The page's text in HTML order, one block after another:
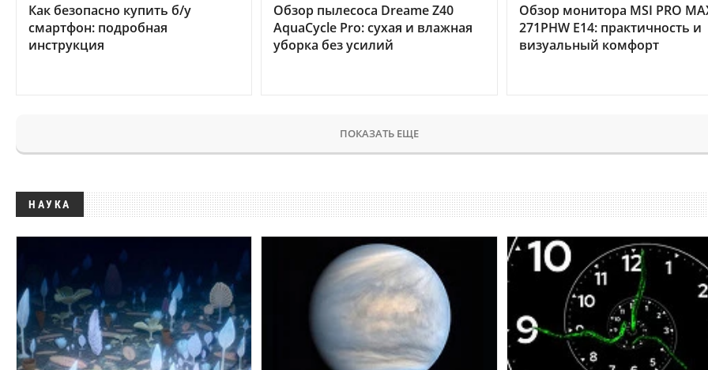
Как безопасно купить б/у
смартфон: подробная
инструкция
Обзор пылесоса Dreame Z40
AquaCycle Pro: сухая и влажная
уборка без усилий
Обзор монитора MSI PRO
271PHW E14: практичность и
визуальный комфорт
ПОКАЗАТЬ ЕЩЕ
НАУКА